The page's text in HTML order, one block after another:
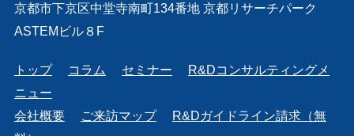
京都市下京区中堂寺南町134番地 京都リサーチパーク
ASTEMビル８F
トップ コラム セミナー
R&Dコンサルティングメ
ニュー
会社概要
ご来訪マップ
R&Dガイドライン請求（無